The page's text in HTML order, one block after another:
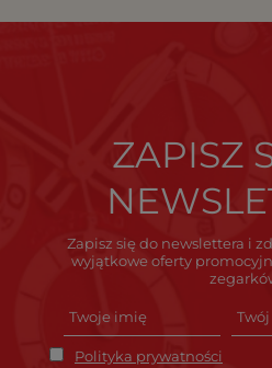
ZAPISZ
Zapisz się do newslettera i
wyjątkowe oferty
Polityka prywatności